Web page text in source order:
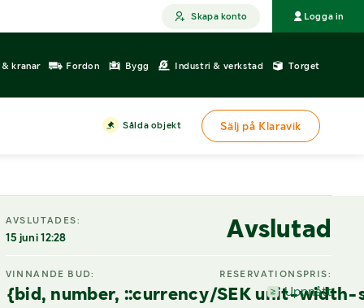
Skapa konto Logga in
kranar Fordon Bygg Industri & verkstad Torget
Sålda objekt Sälj på Klaravik
AVSLUTADES:
15 juni 12:28 Avslutad
VINNANDE BUD:
{bid, number, ::currency/SEK unit-
RESERVATIONSPRIS:
Uppnått